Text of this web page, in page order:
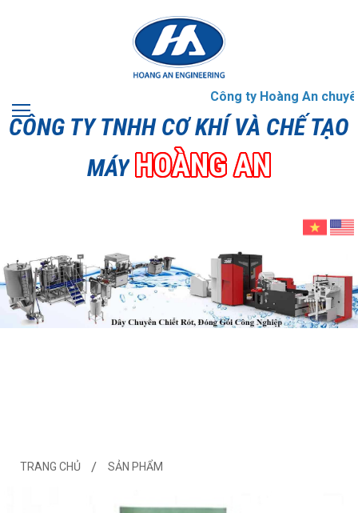
Công ty Hoàng An
CÔNG TY TNHH CƠ KHÍ VÀ CHẾ TẠO
MÁY HOÀNG AN
TRANG CHỦ SẢN PHẨM